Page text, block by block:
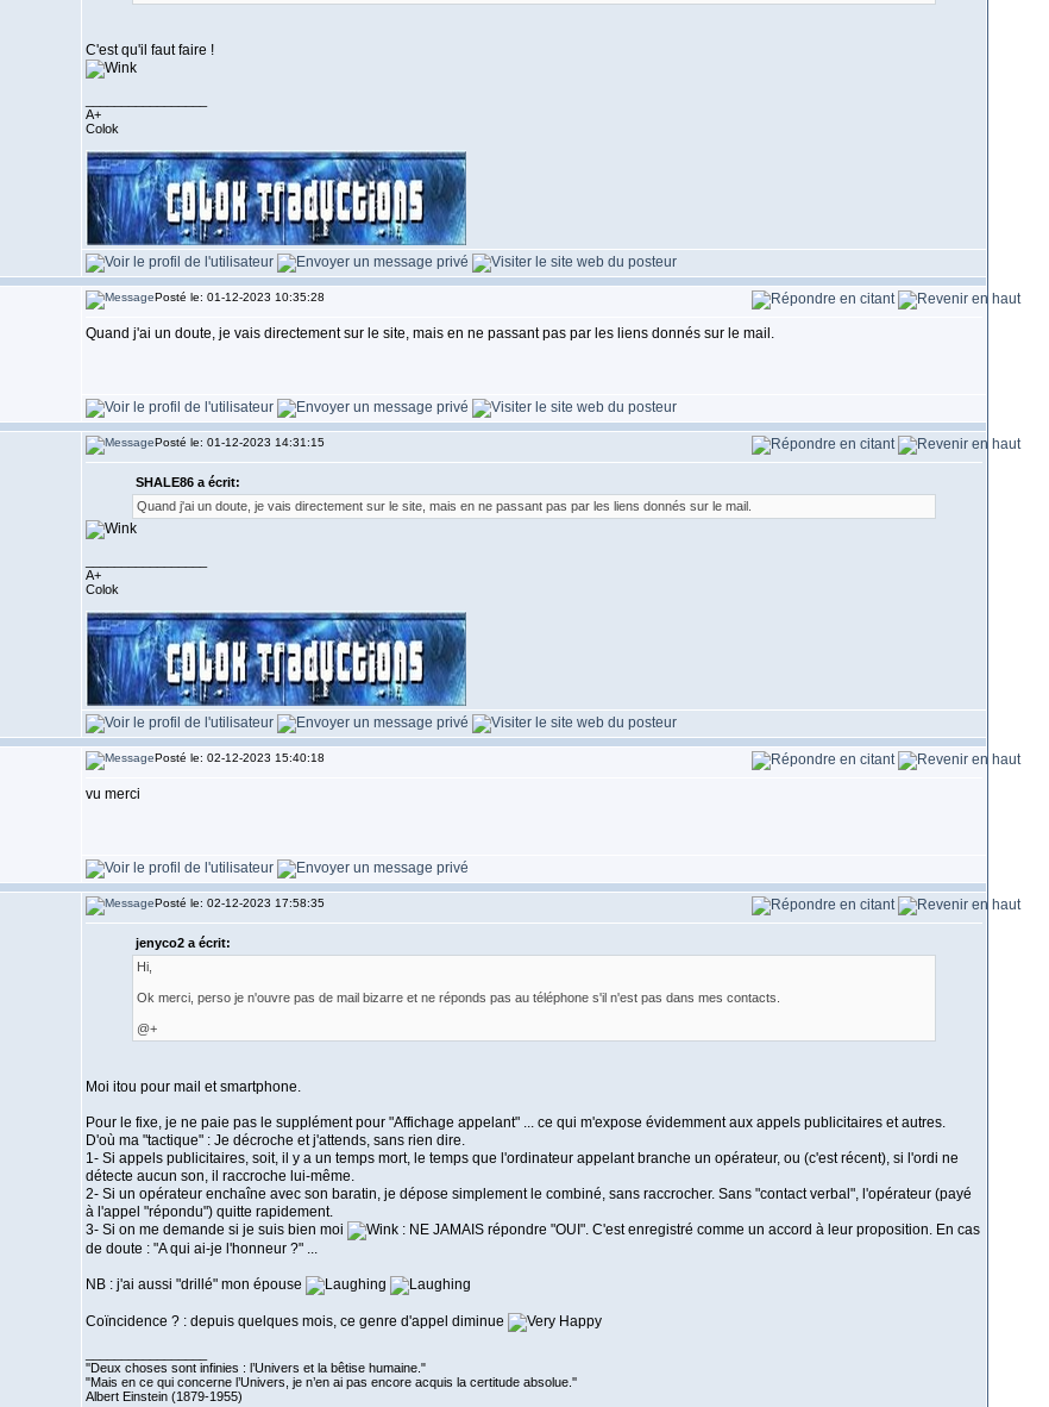
C'est qu'il faut faire !
A+
Colok
Posté le: 01-12-2023 10:35:28
Quand j'ai un doute, je vais directement sur le site, mais en ne passant pas par les liens donnés sur le mail.
Posté le: 01-12-2023 14:31:15
SHALE86 a écrit:
Quand j'ai un doute, je vais directement sur le site, mais en ne passant pas par les liens donnés sur le mail.
A+
Colok
Posté le: 02-12-2023 15:40:18
vu merci
Posté le: 02-12-2023 17:58:35
jenyco2 a écrit:
Hi,
Ok merci, perso je n'ouvre pas de mail bizarre et ne réponds pas au téléphone s'il n'est pas dans mes contacts.
@+
Moi itou pour mail et smartphone.
Pour le fixe, je ne paie pas le supplément pour "Affichage appelant" ... ce qui m'expose évidemment aux appels publicitaires et autres.
D'où ma "tactique" : Je décroche et j'attends, sans rien dire.
1- Si appels publicitaires, soit, il y a un temps mort, le temps que l'ordinateur appelant branche un opérateur, ou (c'est récent), si l'ordi ne
détecte aucun son, il raccroche lui-même.
2- Si un opérateur enchaîne avec son baratin, je dépose simplement le combiné, sans raccrocher. Sans "contact verbal", l'opérateur (payé
à l'appel "répondu") quitte rapidement.
3- Si on me demande si je suis bien moi
: NE JAMAIS répondre "OUI". C'est enregistré comme un accord à leur proposition. En cas
de doute : "A qui ai-je l'honneur ?" ...
NB : j'ai aussi "drillé" mon épouse
Coïncidence ? : depuis quelques mois, ce genre d'appel diminue
''Deux choses sont infinies : l’Univers et la bêtise humaine."
"Mais en ce qui concerne l’Univers, je n’en ai pas encore acquis la certitude absolue.''
Albert Einstein (1879-1955)